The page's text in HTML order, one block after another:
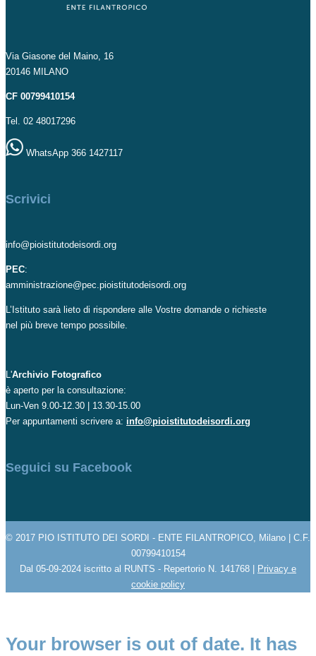
Via Giasone del Maino, 16
20146 MILANO
CF 00799410154
Tel. 02 48017296
WhatsApp 366 1427117
Scrivici
info@pioistitutodeisordi.org
PEC:
amministrazione@pec.pioistitutodeisordi.org
L’Istituto sarà lieto di rispondere alle Vostre domande o richieste
nel più breve tempo possibile.
L'Archivio Fotografico
è aperto per la consultazione:
Lun-Ven 9.00-12.30 | 13.30-15.00
Per appuntamenti scrivere a: info@pioistitutodeisordi.org
Seguici su Facebook
© 2017 PIO ISTITUTO DEI SORDI - ENTE FILANTROPICO, Milano | C.F.
00799410154
Dal 05-09-2024 iscritto al RUNTS - Repertorio N. 141768 | Privacy e
cookie policy
Your browser is out of date. It has